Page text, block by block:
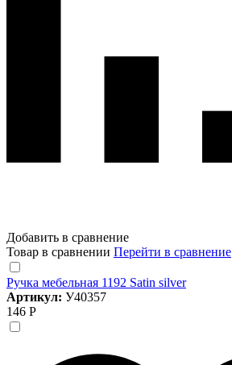
Добавить в сравнение
Товар в сравнении Перейти в сравнение
Ручка мебельная 1192 Satin silver
Артикул: У40357
146 Р